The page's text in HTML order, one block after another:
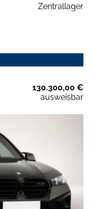
Zentrallager
130.300,00 €
ausweisbar